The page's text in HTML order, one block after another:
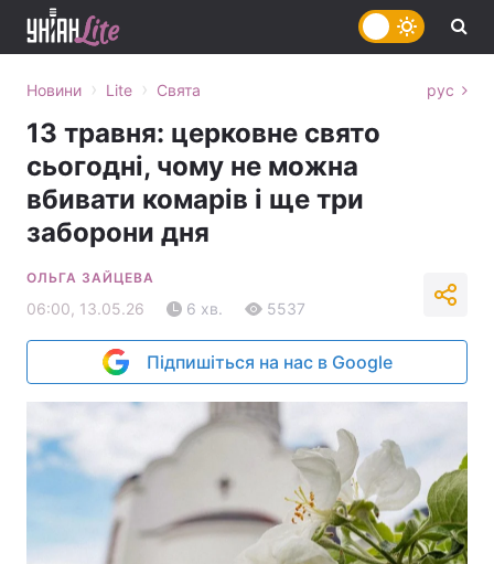
Новини › Lite › Свята рус
13 травня: церковне свято
сьогодні, чому не можна
вбивати комарів і ще три
заборони дня
ОЛЬГА ЗАЙЦЕВА
06:00, 13.05.26 6 хв. 5537
Підпишіться на нас в Google